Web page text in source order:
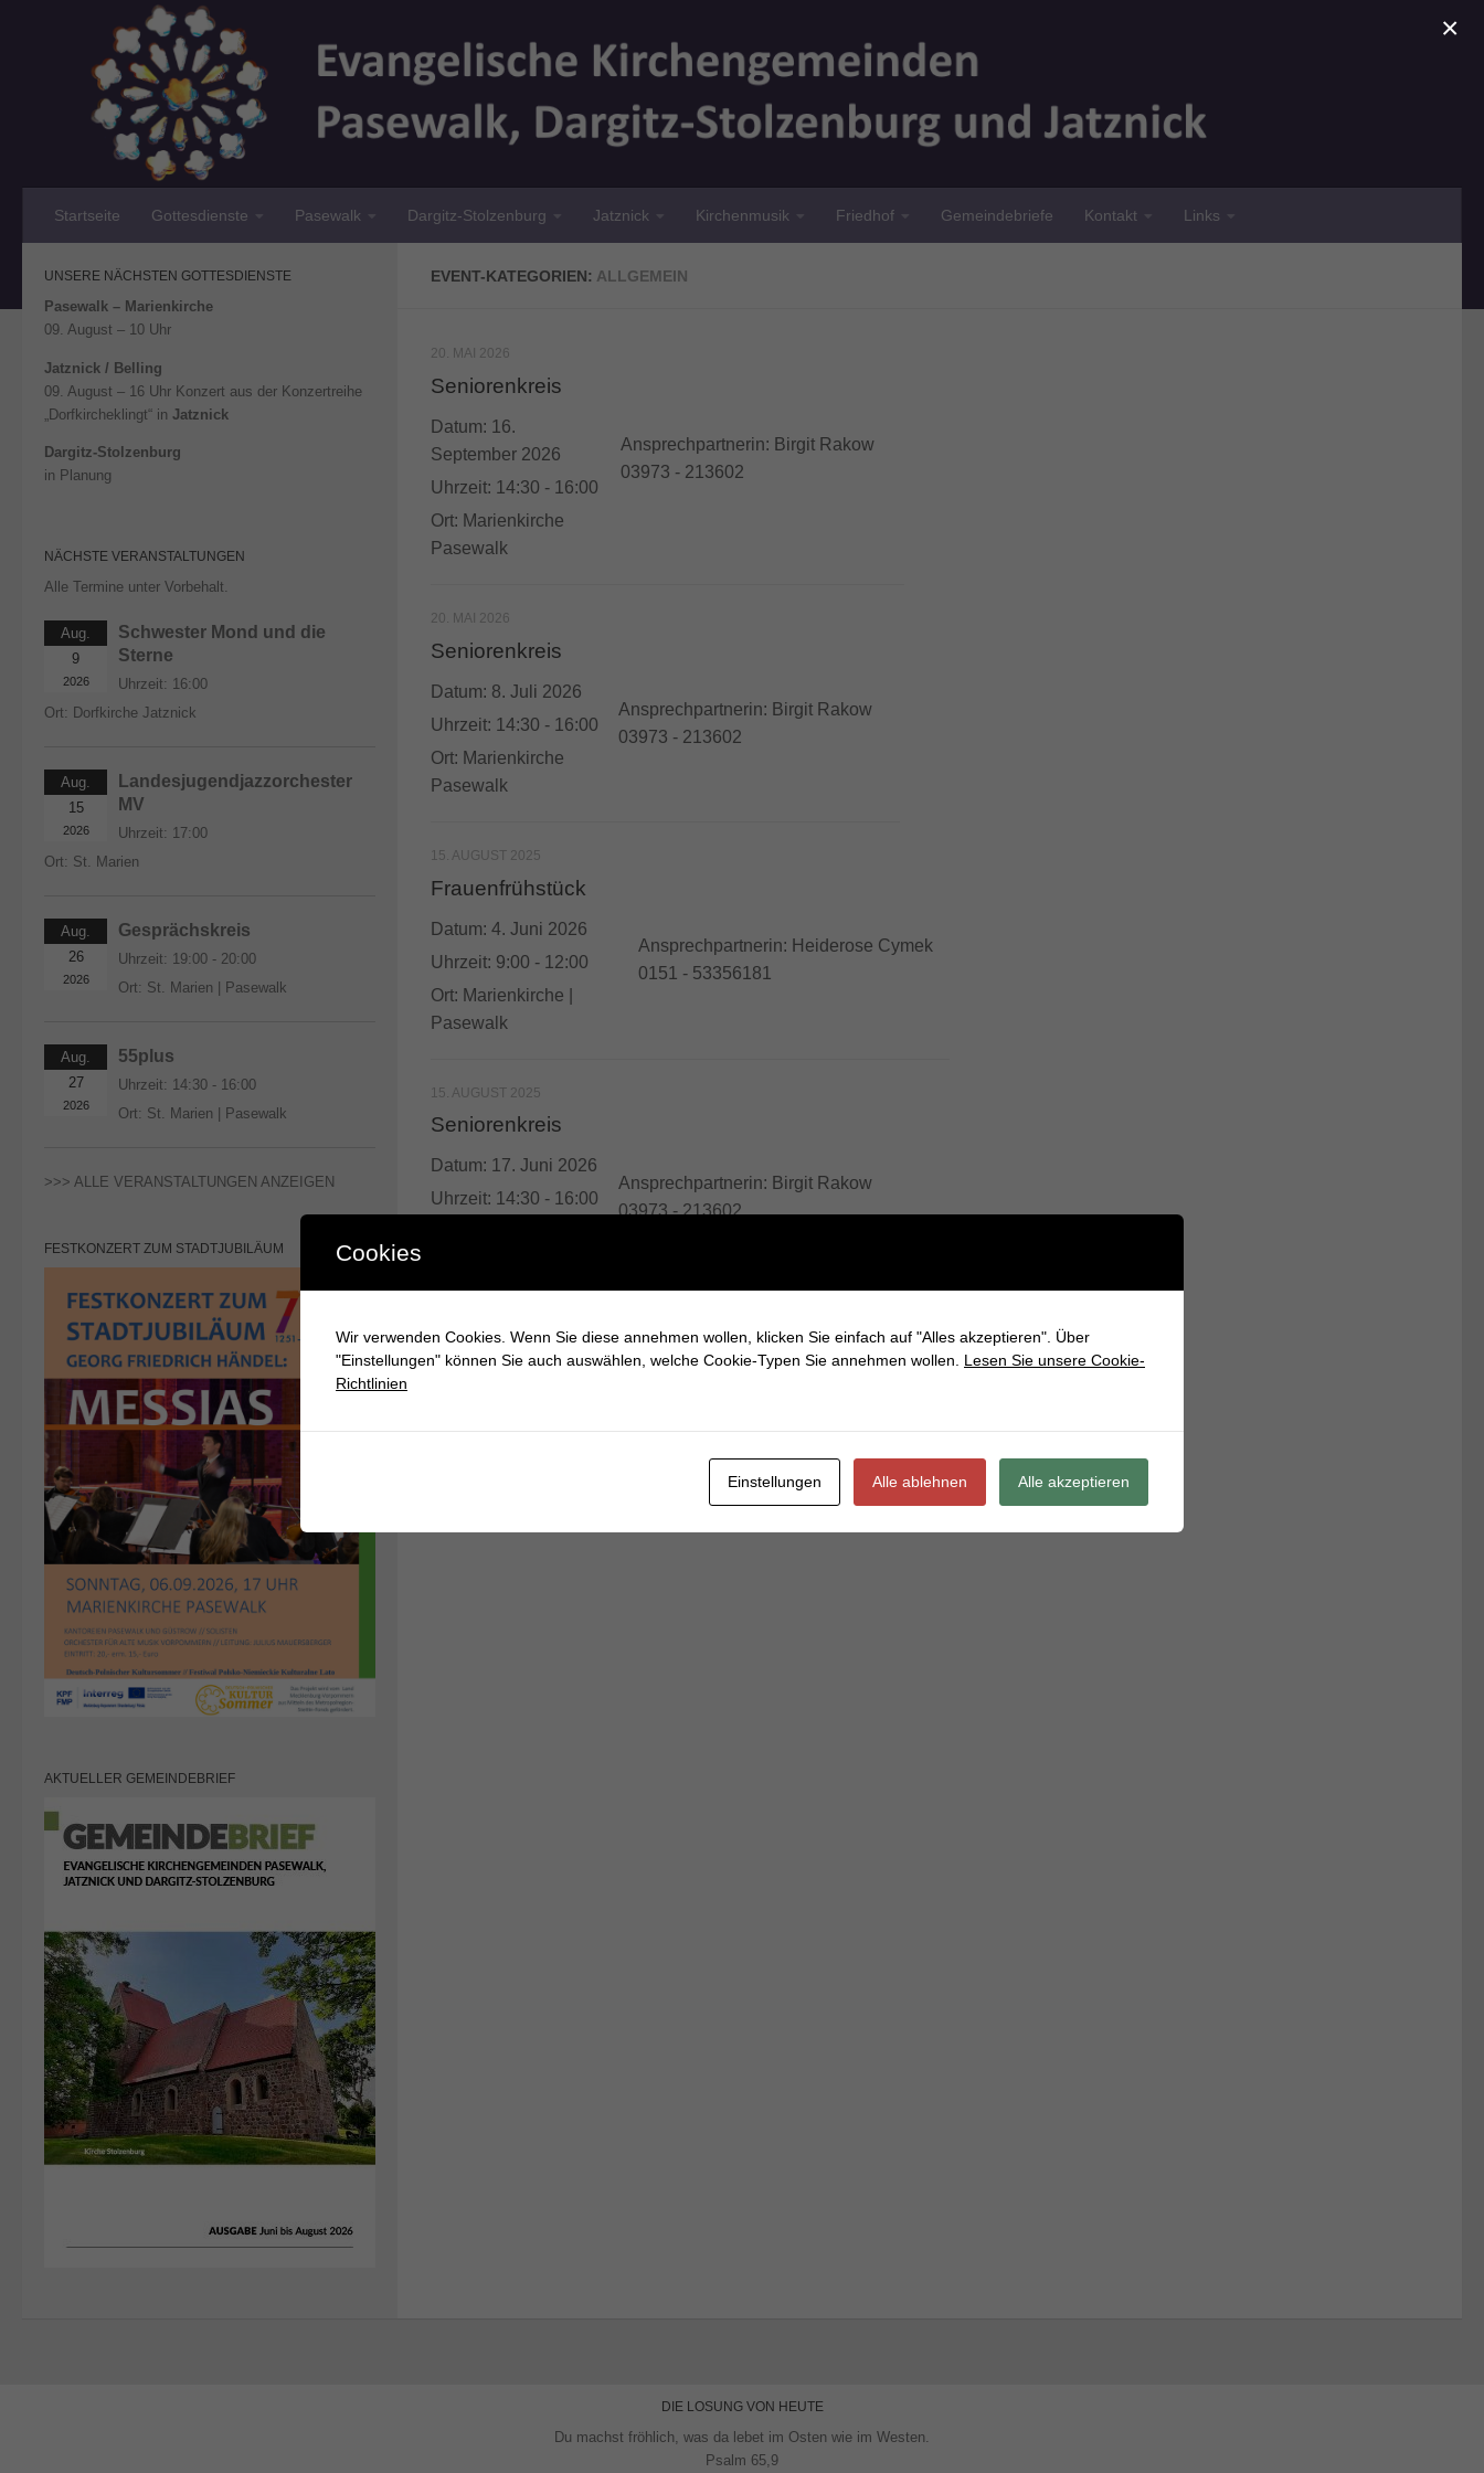
Unter dem Inhalt
Startseite Gottesdienste Pasewalk Dargitz-Stolzenburg Jatznick Kirchenmusik Friedhof Gemeindebriefe Kontakt Links
EVENT-KATEGORIEN: ALLGEMEIN
20. MAI 2026
Seniorenkreis
Datum: 16.
September 2026
Uhrzeit: 14:30 - 16:00
Ort: Marienkirche
Pasewalk
Ansprechpartnerin: Birgit Rakow
03973 - 213602
20. MAI 2026
Seniorenkreis
Datum: 8. Juli 2026
Uhrzeit: 14:30 - 16:00
Ort: Marienkirche
Pasewalk
Ansprechpartnerin: Birgit Rakow
03973 - 213602
15. AUGUST 2025
Frauenfrühstück
Datum: 4. Juni 2026
Uhrzeit: 9:00 - 12:00
Ort: Marienkirche |
Pasewalk
Ansprechpartnerin: Heiderose Cymek
0151 - 53356181
15. AUGUST 2025
Seniorenkreis
Datum: 17. Juni 2026
Uhrzeit: 14:30 - 16:00
Ansprechpartnerin: Birgit Rakow
03973 - 213602
UNSERE NÄCHSTEN GOTTESDIENSTE
Pasewalk – Marienkirche
09. August – 10 Uhr
Jatznick / Belling
09. August – 16 Uhr Konzert aus der Konzertreihe
„Dorfkircheklingt“ in Jatznick
Dargitz-Stolzenburg
in Planung
NÄCHSTE VERANSTALTUNGEN
Alle Termine unter Vorbehalt.
Aug.
9
2026
Schwester Mond und die
Sterne
Uhrzeit: 16:00
Ort: Dorfkirche Jatznick
Aug.
15
2026
Landesjugendjazzorchester
MV
Uhrzeit: 17:00
Ort: St. Marien
Aug.
26
2026
Gesprächskreis
Uhrzeit: 19:00 - 20:00
Ort: St. Marien | Pasewalk
Aug.
27
2026
55plus
Uhrzeit: 14:30 - 16:00
Ort: St. Marien | Pasewalk
>>> ALLE VERANSTALTUNGEN ANZEIGEN
FESTKONZERT ZUM STADTJUBILÄUM
AKTUELLER GEMEINDEBRIEF
DIE LOSUNG VON HEUTE
Du machst fröhlich, was da lebet im Osten wie im Westen.
Psalm 65,9
×
Cookies
Wir verwenden Cookies. Wenn Sie diese annehmen wollen, klicken Sie einfach auf "Alles akzeptieren". Über
"Einstellungen" können Sie auch auswählen, welche Cookie-Typen Sie annehmen wollen. Lesen Sie unsere Cookie-
Richtlinien
Einstellungen Alle ablehnen Alle akzeptieren